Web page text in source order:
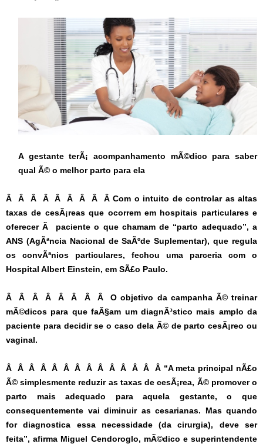
A gestante terÃ¡ acompanhamento mÃ©dico para saber
qual Ã© o melhor parto para ela
Â Â Â Â Â Â Â Â Â Com o intuito de controlar as altas
taxas de cesÃ¡reas que ocorrem em hospitais particulares e
oferecer Ã paciente o que chamam de “parto adequado”, a
ANS (AgÃªncia Nacional de SaÃºde Suplementar), que regula
os convÃªnios particulares, fechou uma parceria com o
Hospital Albert Einstein, em SÃ£o Paulo.
Â Â Â Â Â Â Â Â O objetivo da campanha Ã© treinar
mÃ©dicos para que faÃ§am um diagnÃ³stico mais amplo da
paciente para decidir se o caso dela Ã© de parto cesÃ¡reo ou
vaginal.
Â Â Â Â Â Â Â Â Â Â Â Â Â Â “A meta principal nÃ£o
Ã© simplesmente reduzir as taxas de cesÃ¡rea, Ã© promover o
parto mais adequado para aquela gestante, o que
consequentemente vai diminuir as cesarianas. Mas quando
for diagnostica essa necessidade (da cirurgia), deve ser
feita”, afirma Miguel Cendoroglo, mÃ©dico e superintendente